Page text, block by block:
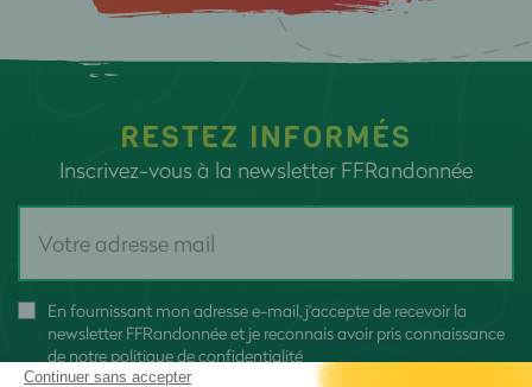
RESTEZ INFORMÉS
Inscrivez-vous à la newsletter FFRandonnée
En fournissant mon adresse e-mail, j'accepte de recevoir la
newsletter FFRandonnée et je reconnais avoir pris connaissance
de notre politique de confidentialité
Continuer sans accepter